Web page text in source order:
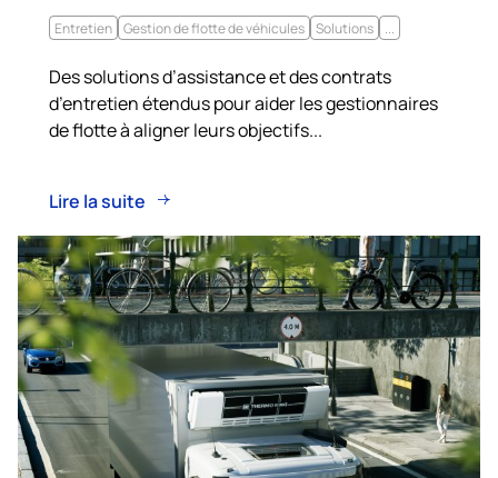
Entretien Gestion de flotte de véhicules Solutions
Des solutions d’assistance et des contrats
d’entretien étendus pour aider les gestionnaires
de flotte à aligner leurs objectifs...
Lire la suite